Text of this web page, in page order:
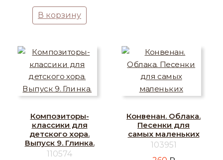
В корзину
Композиторы-
классики для
детского хора.
Выпуск 9. Глинка.
110574
Конвенан. Облака.
Песенки для
самых маленьких
103951